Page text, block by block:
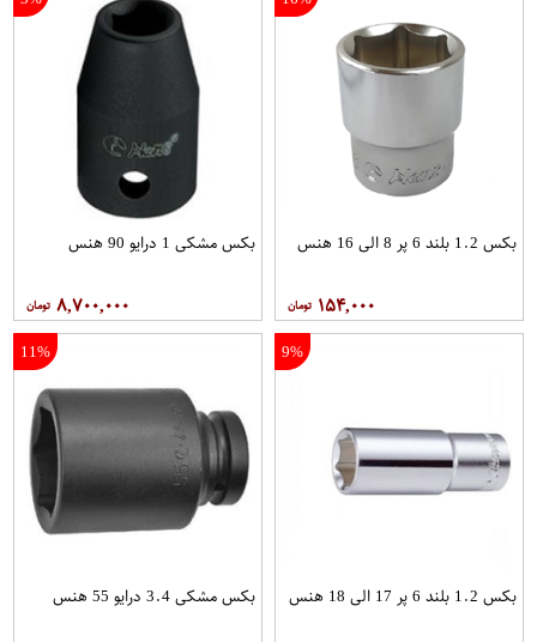
بکس 1.2 بلند 6 پر 8 الی 16 هنس
۱۵۴,۰۰۰
بکس مشکی 1 درایو 90 هنس
۸,۷۰۰,۰۰۰
9%
بکس 1.2 بلند 6 پر 17 الی 18 هنس
11%
بکس مشکی 3.4 درایو 55 هنس